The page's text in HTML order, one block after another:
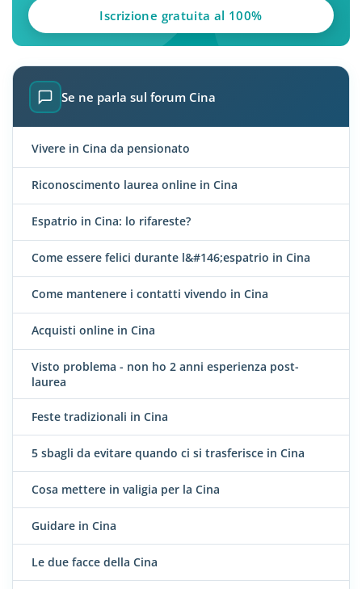
Iscrizione gratuita al 100%
Se ne parla sul forum Cina
Vivere in Cina da pensionato
Riconoscimento laurea online in Cina
Espatrio in Cina: lo rifareste?
Come essere felici durante l&#146;espatrio in Cina
Come mantenere i contatti vivendo in Cina
Acquisti online in Cina
Visto problema - non ho 2 anni esperienza post-
laurea
Feste tradizionali in Cina
5 sbagli da evitare quando ci si trasferisce in Cina
Cosa mettere in valigia per la Cina
Guidare in Cina
Le due facce della Cina